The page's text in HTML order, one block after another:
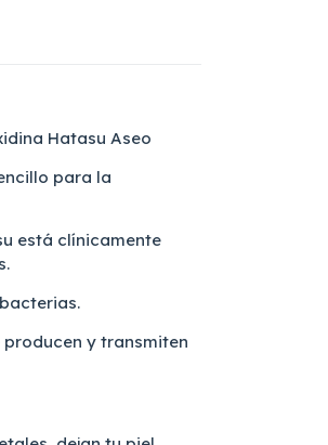
Hatasu Aseo
para la
está clínicamente
y transmiten